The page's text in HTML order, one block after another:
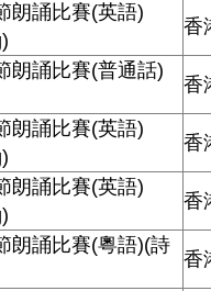
朗誦比賽(英語)
香
朗誦比賽(普通話)
香
朗誦比賽(英語)
香
朗誦比賽(英語)
香
朗誦比賽(粵語)(詩
香